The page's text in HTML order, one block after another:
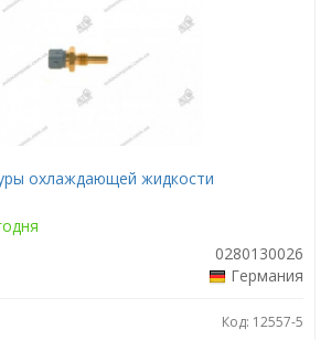
охлаждающей жидкости
0280130026
Германия
Код: 12557-5